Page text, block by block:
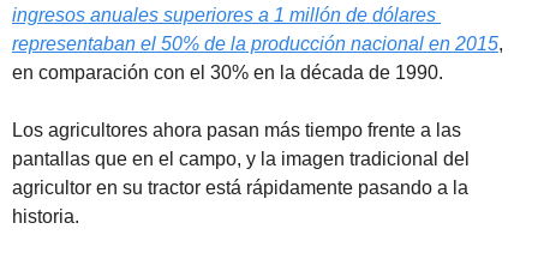
ingresos anuales superiores a 1 millón de dólares
representaban el 50% de la producción nacional en 2015,
en comparación con el 30% en la década de 1990.
Los agricultores ahora pasan más tiempo frente a las
pantallas que en el campo, y la imagen tradicional del
agricultor en su tractor está rápidamente pasando a la
historia.